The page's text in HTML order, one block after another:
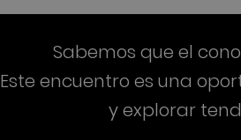
Sabemos que el
Este encuentro es una
y explorar